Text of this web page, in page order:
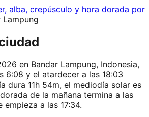
alba, crepúsculo y hora dorada por
Lampung
en Bandar Lampung, Indonesia,
6:08 y el atardecer a las 18:03
dura 11h 54m, el mediodía solar es
de la mañana termina a las
a las 17:34.